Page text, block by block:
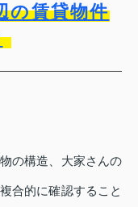
の賃貸物件
の構造、大家さんの
合的に確認すること